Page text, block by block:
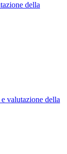
della
valutazione della